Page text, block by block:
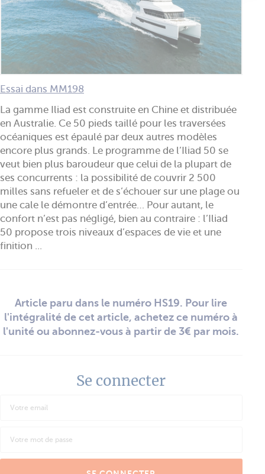
Essai dans MM198
La gamme Iliad est construite en Chine et distribuée
en Australie. Ce 50 pieds taillé pour les traversées
océaniques est épaulé par deux autres modèles
encore plus grands. Le programme de l’Iliad 50 se
veut bien plus baroudeur que celui de la plupart de
ses concurrents : la possibilité de couvrir 2 500
milles sans refueler et de s’échouer sur une plage ou
une cale le démontre d’entrée… Pour autant, le
confort n’est pas négligé, bien au contraire : l’Iliad
50 propose trois niveaux d’espaces de vie et une
finition ...
Article paru dans le numéro HS19. Pour lire
l'intégralité de cet article, achetez ce numéro à
l'unité ou abonnez-vous à partir de 3€ par mois.
Se connecter